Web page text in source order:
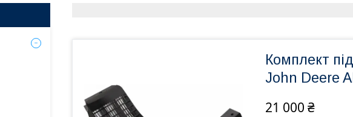
Комплект
John Deere
21 000 ₴